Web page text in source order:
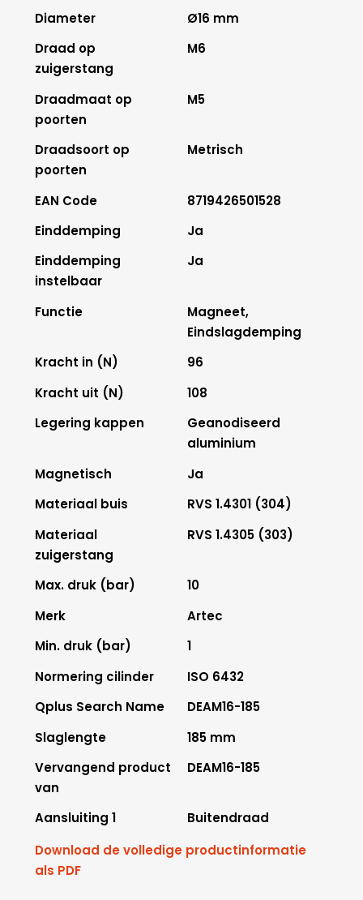
Diameter
Ø16 mm
Draad op
zuigerstang
M6
Draadmaat op
poorten
M5
Draadsoort op
poorten
Metrisch
EAN Code
8719426501528
Einddemping
Ja
Einddemping
instelbaar
Ja
Functie
Magneet,
Eindslagdemping
Kracht in (N)
96
Kracht uit (N)
108
Legering kappen
Geanodiseerd
aluminium
Magnetisch
Ja
Materiaal buis
RVS 1.4301 (304)
Materiaal
zuigerstang
RVS 1.4305 (303)
Max. druk (bar)
10
Merk
Artec
Min. druk (bar)
1
Normering cilinder
ISO 6432
Qplus Search Name
DEAM16-185
Slaglengte
185 mm
Vervangend product
van
DEAM16-185
Aansluiting 1
Buitendraad
Download de volledige productinformatie
als PDF